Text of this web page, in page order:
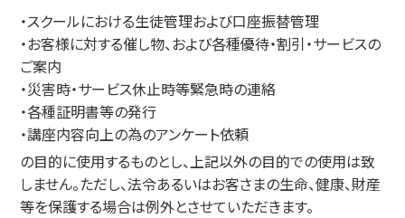
・スクールにおける生徒管理および口座振替管理
・お客様に対する催し物、および各種優待・割引・サービスの
ご案内
・災害時・サービス休止時等緊急時の連絡
・各種証明書等の発行
・講座内容向上の為のアンケート依頼
の目的に使用するものとし、上記以外の目的での使用は致
しません。ただし、法令あるいはお客さまの生命、健康、財産
等を保護する場合は例外とさせていただきます。